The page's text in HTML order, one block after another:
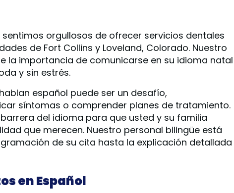
sentimos orgullosos de ofrecer servicios dentales
de Fort Collins y Loveland, Colorado. Nuestro
la importancia de comunicarse en su idioma natal
y sin estrés.
español puede ser un desafío,
síntomas o comprender planes de tratamiento.
del idioma para que usted y su familia
que merecen. Nuestro personal bilingüe está
de su cita hasta la explicación detallada
en Español